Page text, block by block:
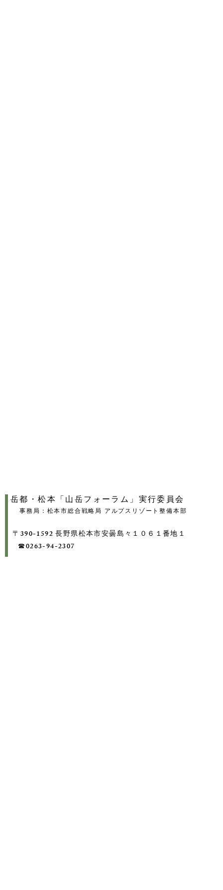
岳都・松本「山岳フォーラム」実行委員会
事務局：松本市総合戦略局 アルプスリゾート整備本部
〒390-1592 長野県松本市安曇島々１０６１番地１
​ ☎0263-94-2307